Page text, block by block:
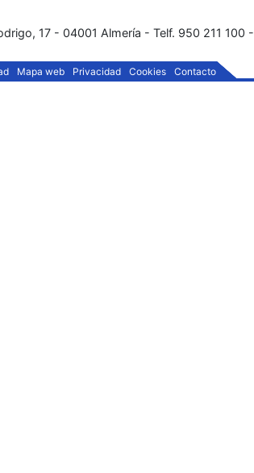
17 - 04001 Almería - Telf. 950 211 100 -
Mapa web Privacidad Cookies Contacto